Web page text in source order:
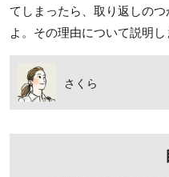
てしまったら、取り返しの
よ。その理由について説明し
さくら